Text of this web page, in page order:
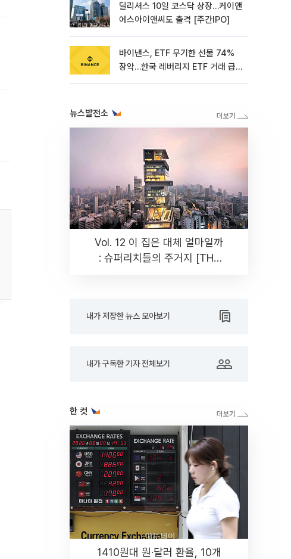
딜리셔스 10일 코스닥 상장…케이앤
에스아이앤씨도 출격 [주간IPO]
바이낸스, ETF 무기한 선물 74%
장악…한국 레버리지 ETF 거래 급
뉴스발전소
Vol. 12 이 집은 대체 얼마일까
: 슈퍼리치들의 주거지 [THE
내가 저장한 뉴스 모아보기
내가 구독한 기자 전체보기
한 컷
1410원대 원·달러 환율, 10개